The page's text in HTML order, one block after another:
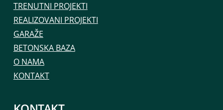
TRENUTNI PROJEKTI
REALIZOVANI PROJEKTI
GARAŽE
BETONSKA BAZA
O NAMA
KONTAKT